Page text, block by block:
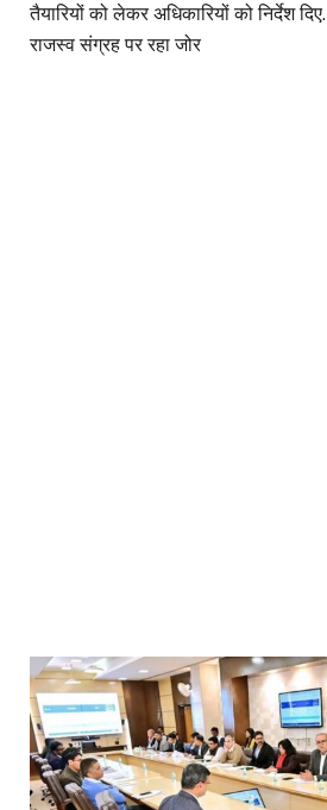
तैयारियों को लेकर अधिकारियों को निर्देश दिए.
राजस्व संग्रह पर रहा जोर